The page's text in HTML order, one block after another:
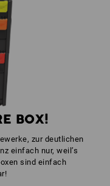
BOX!
zur deutlichen
einfach nur, weil’s
sind einfach